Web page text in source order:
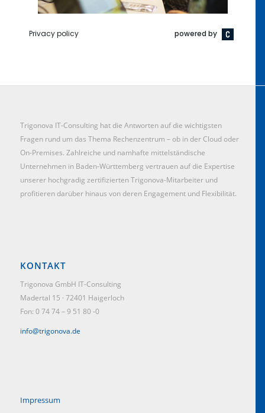
Trigonova IT-Consulting hat die Antworten auf die wichtigsten
Fragen rund um das Thema Rechenzentrum – ob in der Cloud oder
On-Premises. Zahlreiche und namhafte mittelständische
Unternehmen in Baden-Württemberg vertrauen auf die Expertise
unserer hochgradig zertifizierten Trigonova-Mitarbeiter und
profitieren darüber hinaus von deren Engagement und Flexibilität.
KONTAKT
Trigonova GmbH IT-Consulting
Madertal 15 · 72401 Haigerloch
Fon: 0 74 74 – 9 51 80 -0
info@trigonova.de
Impressum